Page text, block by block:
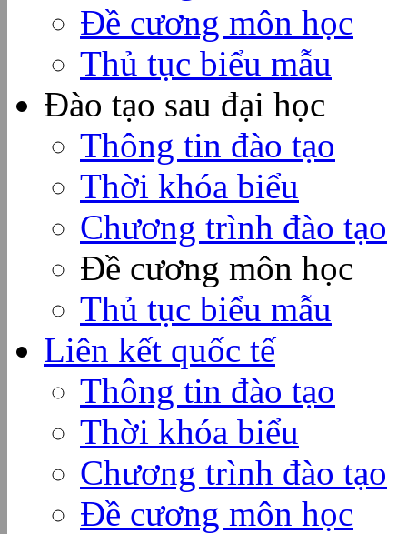
Đề cương môn học
Thủ tục biểu mẫu
Đào tạo sau đại học
Thông tin đào tạo
Thời khóa biểu
Chương trình đào tạo
Đề cương môn học
Thủ tục biểu mẫu
Liên kết quốc tế
Thông tin đào tạo
Thời khóa biểu
Chương trình đào tạo
Đề cương môn học